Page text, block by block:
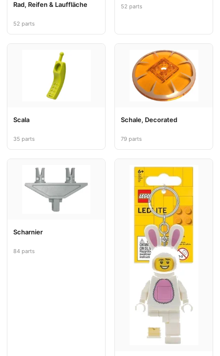
Rad, Reifen & Lauffläche
52 parts
52 parts
Scala
35 parts
Schale, Decorated
79 parts
Scharnier
84 parts